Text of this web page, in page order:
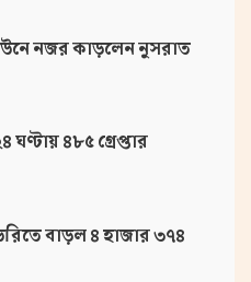
নজর কাড়লেন নুসরাত
ঘণ্টায় ৪৮৫ গ্রেপ্তার
বাড়ল ৪ হাজার ৩৭৪